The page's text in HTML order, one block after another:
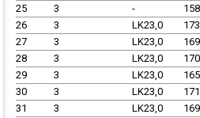
25
3 -
26
3 LK23,0
27
3 LK23,0
28
3 LK23,0
29
3 LK23,0
30
3 LK23,0
31
3 LK23,0